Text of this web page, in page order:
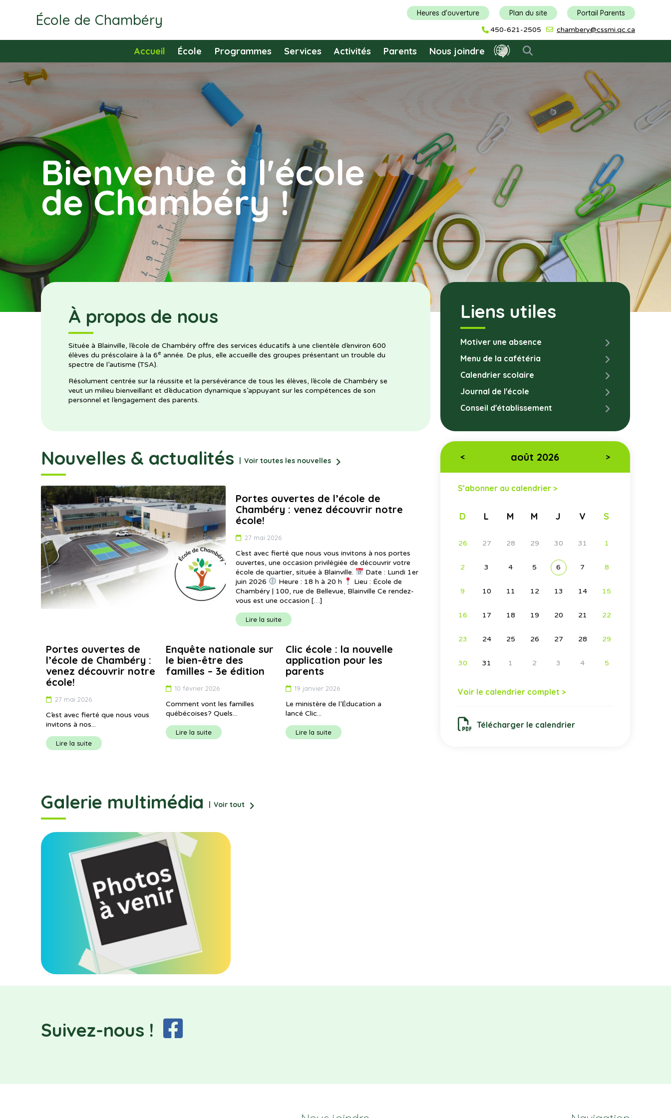
École de Chambéry Plan du site Portail Parents
Heures d'ouverture
450-621-2505 chambery@cssmi.qc.ca
Accueil École Programmes Services Activités Parents Nous joindre
Bienvenue à l'école
de Chambéry !
À propos de nous
Située à Blainville, l’école de Chambéry offre des services éducatifs à une clientèle d’environ 600
élèves du préscolaire à la 6e année. De plus, elle accueille des groupes présentant un trouble du
spectre de l’autisme (TSA).
Résolument centrée sur la réussite et la persévérance de tous les élèves, l’école de Chambéry se
veut un milieu bienveillant et d’éducation dynamique s’appuyant sur les compétences de son
personnel et l’engagement des parents.
Liens utiles
Motiver une absence
Menu de la cafétéria
Calendrier scolaire
Journal de l'école
Conseil d'établissement
Nouvelles & actualités Voir toutes les nouvelles
Portes ouvertes de l’école de
Chambéry : venez découvrir notre
école!
27 mai 2026
C’est avec fierté que nous vous invitons à nos portes
ouvertes, une occasion privilégiée de découvrir votre
école de quartier, située à Blainville.
Date : Lundi 1er
juin 2026
Heure : 18 h à 20 h
Lieu : École de
Chambéry | 100, rue de Bellevue, Blainville Ce rendez-
vous est une occasion […]
Lire la suite
Portes ouvertes de
l’école de Chambéry :
venez découvrir notre
école!
27 mai 2026
C’est avec fierté que nous vous
invitons à nos...
Lire la suite
Enquête nationale sur
le bien-être des
familles – 3e édition
10 février 2026
Comment vont les familles
québécoises? Quels...
Lire la suite
Clic école : la nouvelle
application pour les
parents
19 janvier 2026
Le ministère de l’Éducation a
lancé Clic...
Lire la suite
< août 2026 >
S’abonner au calendrier >
D L M M J V S
26 27 28 29 30 31 1
2 3 4 5 6 7 8
9 10 11 12 13 14 15
16 17 18 19 20 21 22
23 24 25 26 27 28 29
30 31 1 2 3 4 5
Voir le calendrier complet >
Télécharger le calendrier
Galerie multimédia Voir tout
Suivez-nous !